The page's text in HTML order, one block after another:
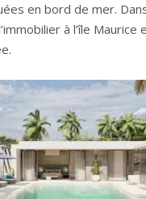
en bord de mer.
à l’île Maurice